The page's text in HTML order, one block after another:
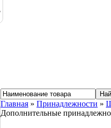
Главная » Принадлежности »
Дополнительные